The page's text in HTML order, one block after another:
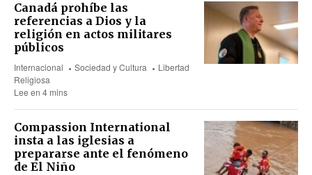
Canadá prohíbe las
referencias a Dios y la
religión en actos militares
públicos
Internacional Sociedad y Cultura
Libertad
Religiosa
Lee en 4 mins
Compassion International
insta a las iglesias a
prepararse ante el fenómeno
de El Niño